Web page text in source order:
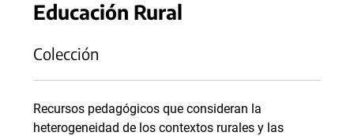
Educación Rural
Colección
Recursos pedagógicos que consideran la
heterogeneidad de los contextos rurales y las